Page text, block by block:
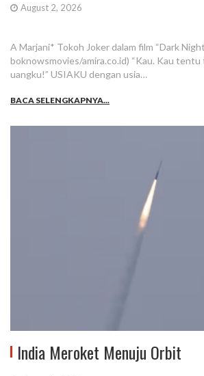
August 2, 2026
A Marjani* Tokoh Joker dalam film “Dark
boknowsmovies/amira.co.id) “Kau. Kau
uangku!” USIAKU dengan usia…
BACA SELENGKAPNYA...
India Meroket Menuju Orbit